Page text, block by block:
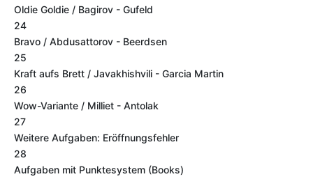
Oldie Goldie / Bagirov - Gufeld
24
Bravo / Abdusattorov - Beerdsen
25
Kraft aufs Brett / Javakhishvili - Garcia Martin
26
Wow-Variante / Milliet - Antolak
27
Weitere Aufgaben: Eröffnungsfehler
28
Aufgaben mit Punktesystem (Books)